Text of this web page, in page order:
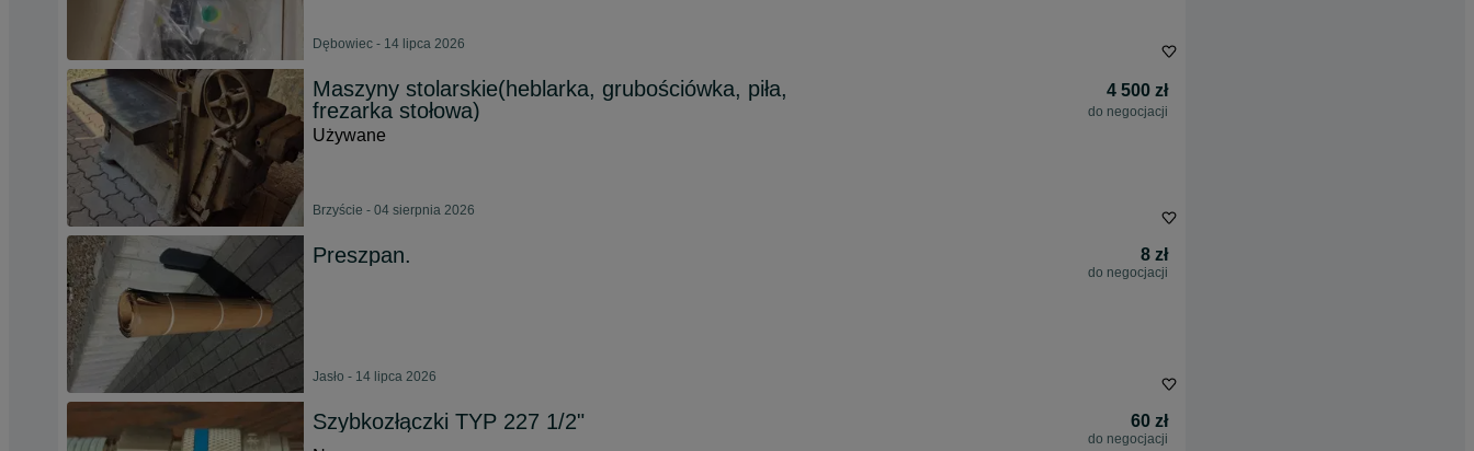
Dębowiec - 14 lipca 2026
Maszyny stolarskie(heblarka, grubościówka, piła,
frezarka stołowa)
4 500 zł
do negocjacji
Używane
Brzyście - 04 sierpnia 2026
Preszpan. 8 zł
do negocjacji
Jasło - 14 lipca 2026
Szybkozłączki TYP 227 1/2" 60 zł
do negocjacji